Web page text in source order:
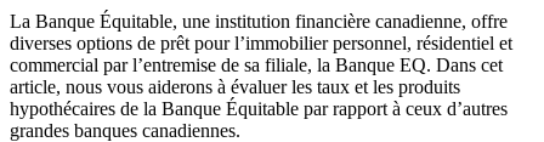
La Banque Équitable, une institution financière canadienne, offre
diverses options de prêt pour l’immobilier personnel, résidentiel et
commercial par l’entremise de sa filiale, la Banque EQ. Dans cet
article, nous vous aiderons à évaluer les taux et les produits
hypothécaires de la Banque Équitable par rapport à ceux d’autres
grandes banques canadiennes.